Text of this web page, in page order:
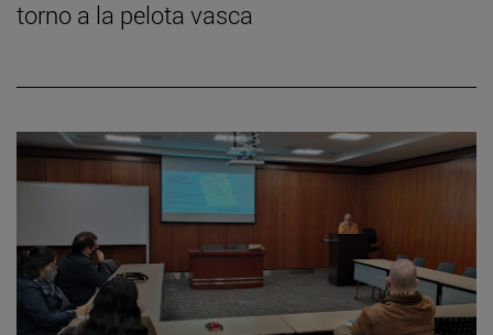
torno a la pelota vasca